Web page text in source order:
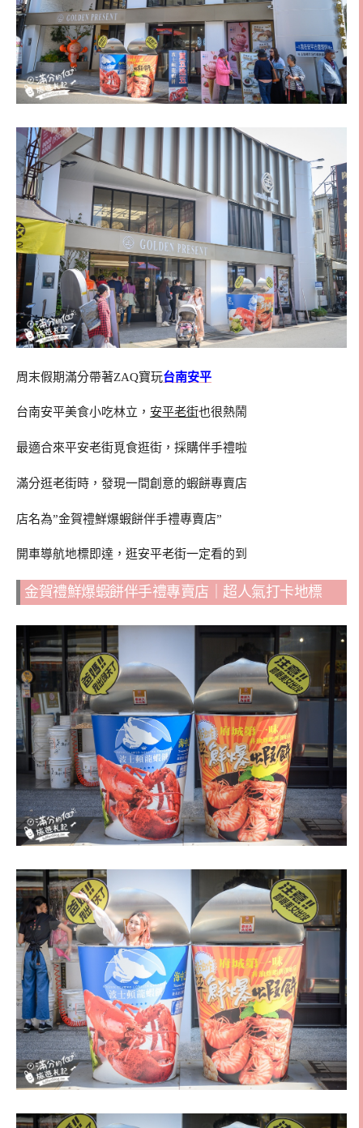
周末假期滿分帶著ZAQ寶玩台南安平
台南安平美食小吃林立， 安平老街也很熱鬧
最適合來平安老街覓食逛街，採購伴手禮啦
滿分逛老街時，發現一間創意的蝦餅專賣店
店名為”金賀禮鮮爆蝦餅伴手禮專賣店”
開車導航地標即達，逛安平老街一定看的到
金賀禮鮮爆蝦餅伴手禮專賣店｜超人氣打卡地標